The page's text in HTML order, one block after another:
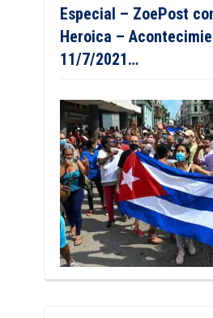
Especial – ZoePost
Heroica –
11/7/2021…